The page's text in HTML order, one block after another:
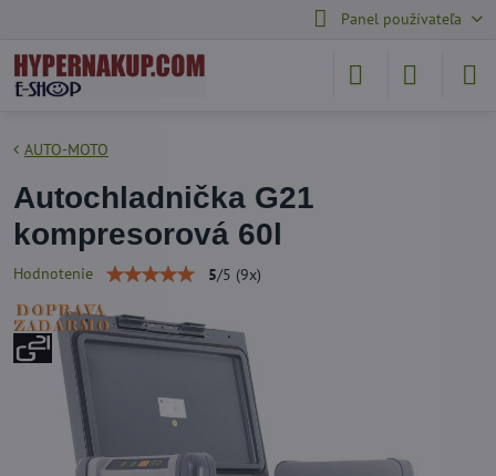
Panel používateľa
AUTO-MOTO
Autochladnička G21
kompresorová 60l
Hodnotenie 5/5 (9x)